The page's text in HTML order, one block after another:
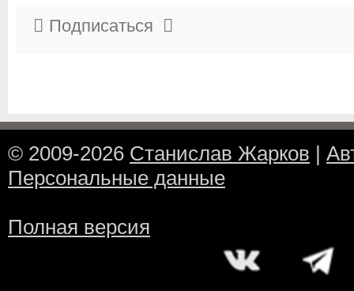
Подписаться
© 2009-2026 Станислав Жарков |
Персональные данные
Полная версия